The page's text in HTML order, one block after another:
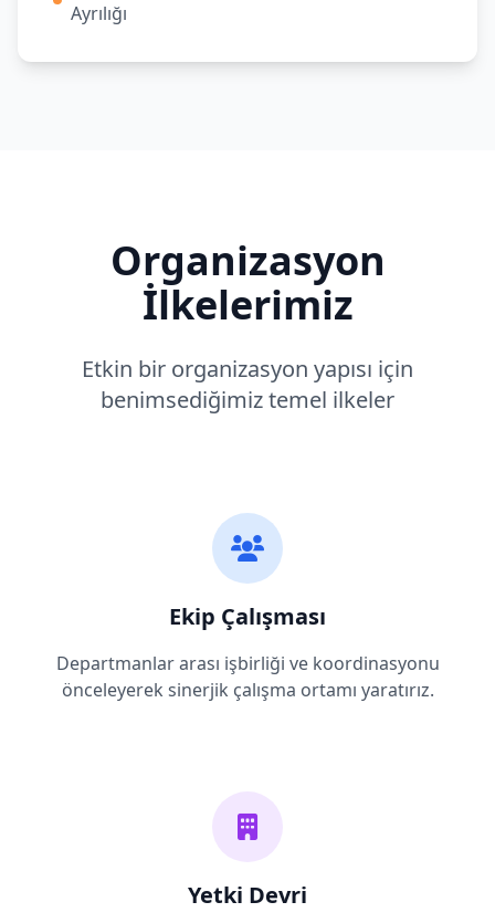
Ayrılığı
Organizasyon
İlkelerimiz
Etkin bir organizasyon yapısı için
benimsediğimiz temel ilkeler
Ekip Çalışması
Departmanlar arası işbirliği ve koordinasyonu
önceleyerek sinerjik çalışma ortamı yaratırız.
Yetki Devri